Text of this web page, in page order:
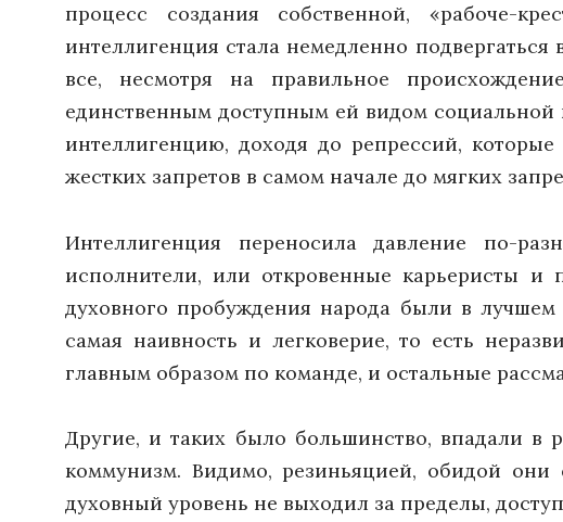
процесс создания собственной, «рабоче-
интеллигенция стала немедленно
все, несмотря на правильное
единственным доступным ей видом социальной
интеллигенцию, доходя до репрессий,
жестких запретов в самом начале до мягких
Интеллигенция переносила давление по-
исполнители, или откровенные карьеристы и
духовного пробуждения народа были в
самая наивность и легковерие, то есть
главным образом по команде, и остальные
Другие, и таких было большинство, впадали в
коммунизм. Видимо, резиньяцией, обидой они
духовный уровень не выходил за пределы,